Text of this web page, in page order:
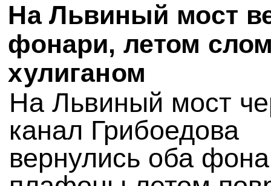
На Львиный мост
фонари, летом
хулиганом
На Львиный мост
канал Грибоедова
вернулись оба